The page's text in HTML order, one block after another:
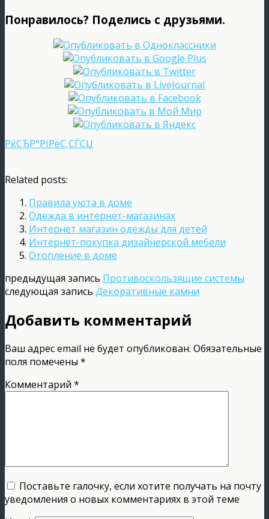
Понравилось? Поделись с друзьями.
РќСЂР°РІРёС‚СЃСЏ
Related posts:
Правила уюта в доме
Одежда в интернет-магазинах
Интернет магазин одежды для детей
Интернет-покупка дизайнерской мебели
Отопление в доме
предыдущая запись Противоскользящие системы
следующая запись Декоративные камни
Добавить комментарий
Ваш адрес email не будет опубликован. Обязательные
поля помечены *
Комментарий *
Поставьте галочку, если хотите получать на почту
уведомления о новых комментариях в этой теме